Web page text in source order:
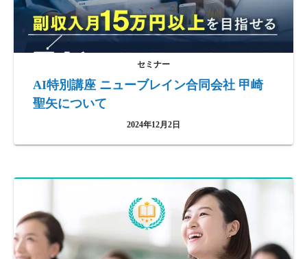
セミナー
AI特別講座 ニューブレイン合同会社 甲崎
聖矢について
2024年12月2日